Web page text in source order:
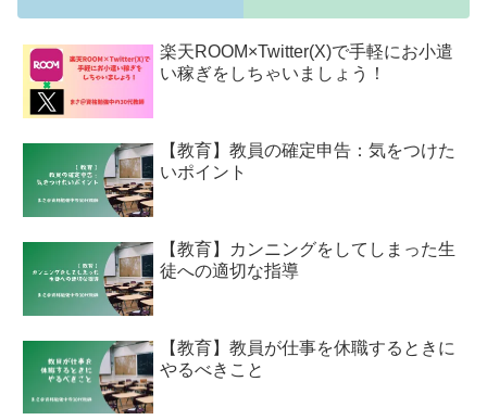
楽天ROOM×Twitter(X)で手軽にお小遣
い稼ぎをしちゃいましょう！
【教育】教員の確定申告：気をつけた
いポイント
【教育】カンニングをしてしまった生
徒への適切な指導
【教育】教員が仕事を休職するときに
やるべきこと